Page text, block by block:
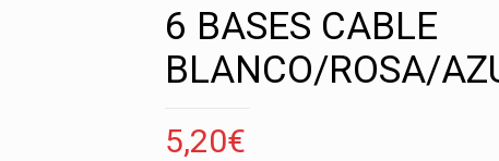
6 BASES CABLE
BLANCO/ROSA/
5,20€